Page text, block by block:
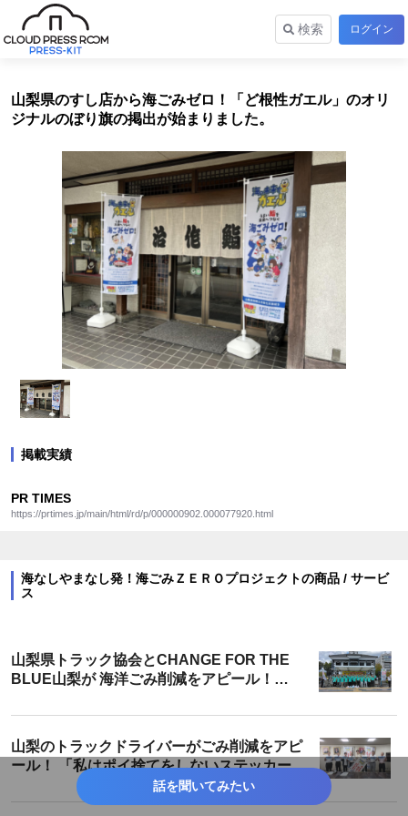
検索 ログイン
山梨県のすし店から海ごみゼロ！「ど根性ガエル」のオリ
ジナルのぼり旗の掲出が始まりました。
掲載実績
PR TIMES
https://prtimes.jp/main/html/rd/p/000000902.000077920.html
海なしやまなし発！海ごみＺＥＲＯプロジェクトの商品 / サービ
ス
山梨県トラック協会とCHANGE FOR THE
BLUE山梨が 海洋ごみ削減をアピール！
山梨のトラックドライバーがごみ削減をアピ
ール！ 「私はポイ捨てをしないステッカー」
話を聞いてみたい